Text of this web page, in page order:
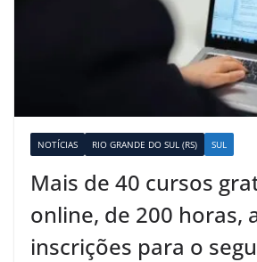
NOTÍCIAS RIO GRANDE DO SUL (RS) SUL
Mais de 40 cursos
online, de 200 horas,
inscrições para o